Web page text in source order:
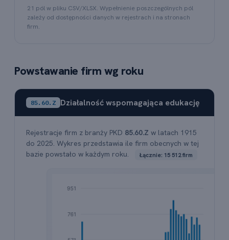
21 pól w pliku CSV/XLSX. Wypełnienie poszczególnych pól
zależy od dostępności danych w rejestrach i na stronach
firm.
Powstawanie firm wg roku
85.60.Z Działalność wspomagająca edukację
Rejestracje firm z branży PKD 85.60.Z w latach 1915
do 2025. Wykres przedstawia ile firm obecnych w tej
bazie powstało w każdym roku.
Łącznie: 15 512 firm